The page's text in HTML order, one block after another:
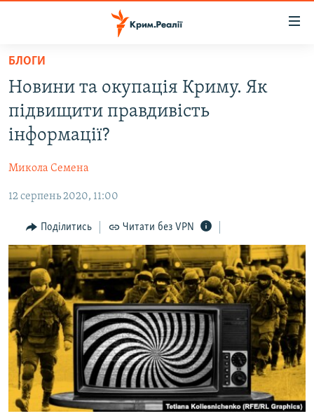
Перейти
основного
матеріалу
Перейти
до
основної
Перейти
пошуку
ВІДЕО ТА ФОТО
БЛОГИ
ПОГЛЯД
ІНТЕРВ'Ю
ВСЕ ЗА ДЕНЬ
СПЕЦПРОЕКТИ
ДЕПОРТАЦІЯ
ВІДЕОУРОКИ «ELIFBE»
СВІДЧЕННЯ ОКУПАЦІЇ
УКРАЇНСЬКА ПРОБЛЕМА КРИМУ
ІНФОГРАФІКА
ЯК ОБІЙТИ БЛОКУВАННЯ
Русский
Qırımtatar
ДОЛУЧАЙСЯ!
БЛОГИ
Новини та окупація Криму. Як
підвищити правдивість
інформації?
Микола Семена
12 серпень 2020, 11:00
Поділитись Читати без VPN